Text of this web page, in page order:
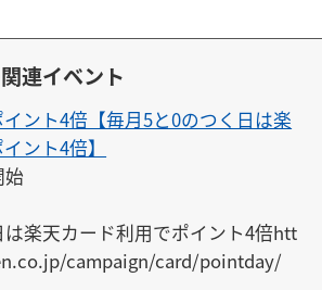
連イベント
ント4倍【毎月5と0のつく日は楽
ント4倍】
始
楽天カード利用でポイント4倍htt
campaign/card/pointday/